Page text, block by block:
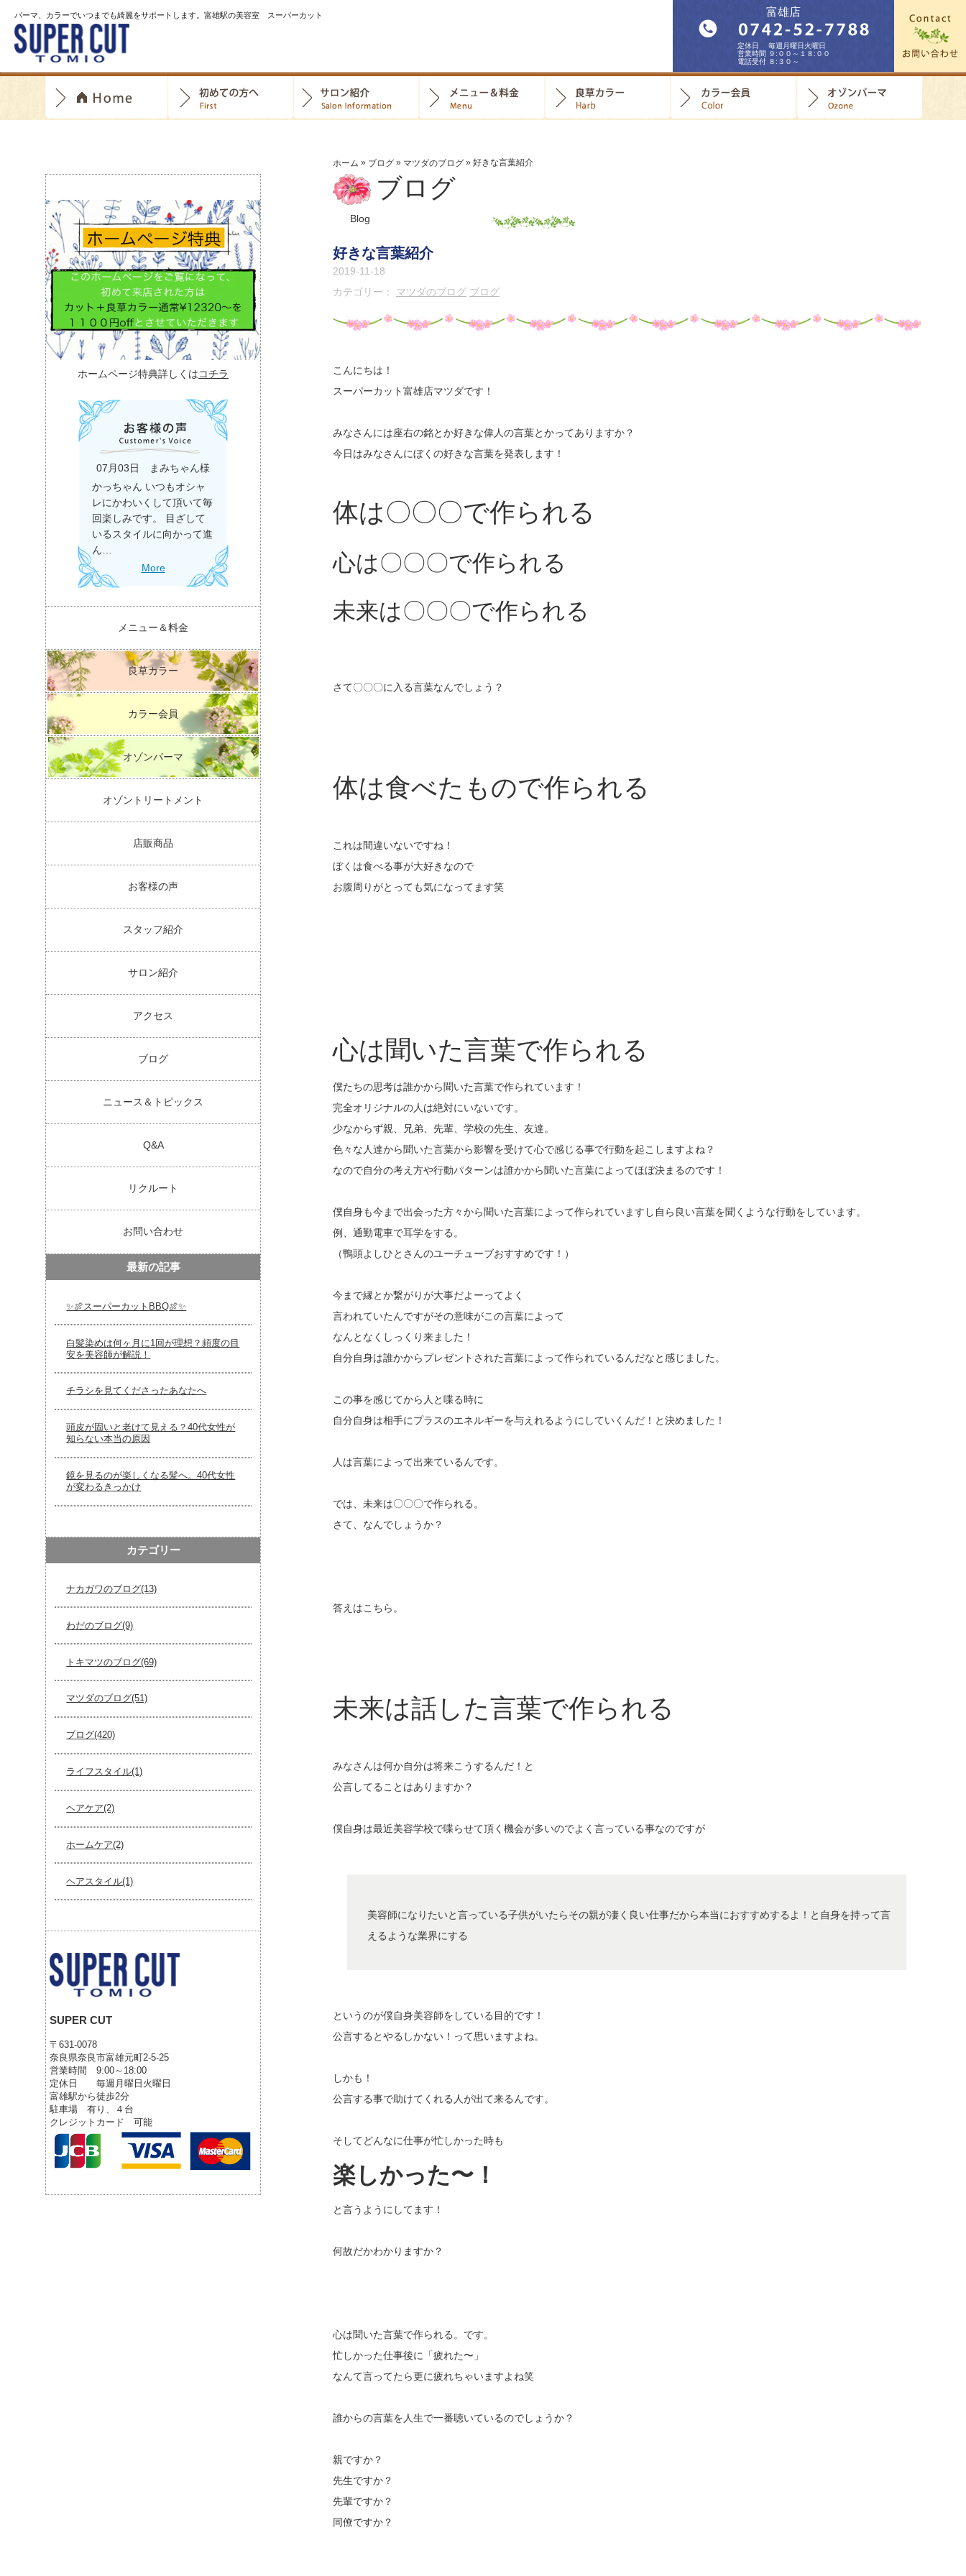
ン
パーマ、カラーでいつまでも綺麗をサポートします。富雄駅の美容室 スーパーカット 富雄店
定休日 毎週月曜日火曜日
営業時間 ９:００～１８:００
電話受付 ８:３０～
ホーム » ブログ » マツダのブログ » 好きな言葉紹介
ブログ
Blog
好きな言葉紹介
2019-11-18
カテゴリー：
マツダのブログ ブログ
こんにちは！
スーパーカット富雄店マツダです！
みなさんには座右の銘とか好きな偉人の言葉とかってありますか？
今日はみなさんにぼくの好きな言葉を発表します！
体は〇〇〇で作られる
心は〇〇〇で作られる
未来は〇〇〇で作られる
さて〇〇〇に入る言葉なんでしょう？
体は食べたもので作られる
これは間違いないですね！
ぼくは食べる事が大好きなので
お腹周りがとっても気になってます笑
心は聞いた言葉で作られる
僕たちの思考は誰かから聞いた言葉で作られています！
完全オリジナルの人は絶対にいないです。
少なからず親、兄弟、先輩、学校の先生、友達。
色々な人達から聞いた言葉から影響を受けて心で感じる事で行動を起こしますよね？
なので自分の考え方や行動パターンは誰かから聞いた言葉によってほぼ決まるのです！
僕自身も今まで出会った方々から聞いた言葉によって作られていますし自ら良い言葉を聞くような行動をしています。
例、通勤電車で耳学をする。
（鴨頭よしひとさんのユーチューブおすすめです！）
今まで縁とか繋がりが大事だよーってよく
言われていたんですがその意味がこの言葉によって
なんとなくしっくり来ました！
自分自身は誰かからプレゼントされた言葉によって作られているんだなと感じました。
この事を感じてから人と喋る時に
自分自身は相手にプラスのエネルギーを与えれるようにしていくんだ！と決めました！
人は言葉によって出来ているんです。
では、未来は〇〇〇で作られる。
さて、なんでしょうか？
答えはこちら。
未来は話した言葉で作られる
みなさんは何か自分は将来こうするんだ！と
公言してることはありますか？
僕自身は最近美容学校で喋らせて頂く機会が多いのでよく言っている事なのですが
美容師になりたいと言っている子供がいたらその親が凄く良い仕事だから本当におすすめするよ！と自身を持って言
えるような業界にする
というのが僕自身美容師をしている目的です！
公言するとやるしかない！って思いますよね。
しかも！
公言する事で助けてくれる人が出て来るんです。
そしてどんなに仕事が忙しかった時も
楽しかった〜！
と言うようにしてます！
何故だかわかりますか？
心は聞いた言葉で作られる。です。
忙しかった仕事後に「疲れた〜」
なんて言ってたら更に疲れちゃいますよね笑
誰からの言葉を人生で一番聴いているのでしょうか？
親ですか？
先生ですか？
先輩ですか？
同僚ですか？
ホームページ特典詳しくはコチラ
07月03日 まみちゃん様
かっちゃん いつもオシャ
レにかわいくして頂いて毎
回楽しみです。 目ざして
いるスタイルに向かって進
ん…
More
メニュー＆料金
良草カラー
カラー会員
オゾンパーマ
オゾントリートメント
店販商品
お客様の声
スタッフ紹介
サロン紹介
アクセス
ブログ
ニュース＆トピックス
Q&A
リクルート
お問い合わせ
最新の記事
✨🍖スーパーカットBBQ🍖✨
白髪染めは何ヶ月に1回が理想？頻度の目
安を美容師が解説！
チラシを見てくださったあなたへ
頭皮が固いと老けて見える？40代女性が
知らない本当の原因
鏡を見るのが楽しくなる髪へ。40代女性
が変わるきっかけ
カテゴリー
ナカガワのブログ(13)
わだのブログ(9)
トキマツのブログ(69)
マツダのブログ(51)
ブログ(420)
ライフスタイル(1)
ヘアケア(2)
ホームケア(2)
ヘアスタイル(1)
SUPER CUT
〒631-0078
奈良県奈良市富雄元町2-5-25
営業時間 9:00～18:00
定休日 毎週月曜日火曜日
富雄駅から徒歩2分
駐車場 有り、４台
クレジットカード 可能